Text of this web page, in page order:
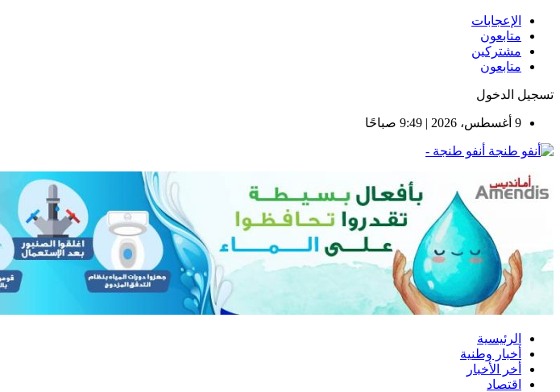
الإعجابات
متابعون
مشتركين
متابعون
تسجيل الدخول
9 أغسطس، 2026 | 9:49 صباحًا
أنفو طنجة -
الرئيسية
أخبار وطنية
أخر الأخبار
اقتصاد